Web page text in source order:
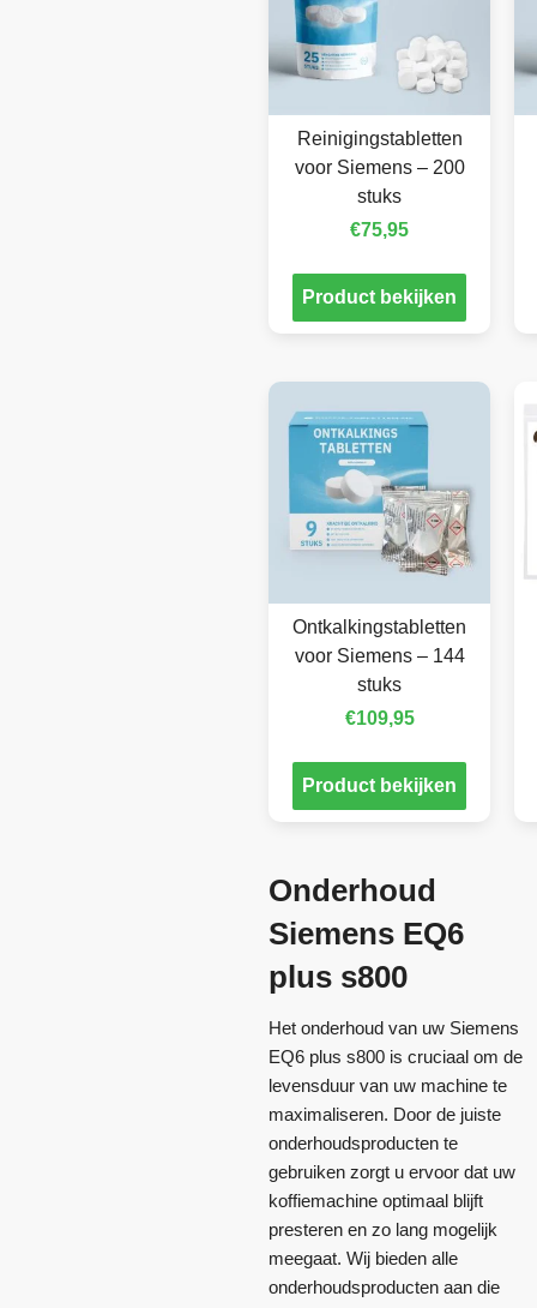
Reinigingstabletten
voor Siemens – 200
stuks
€75,95
Product bekijken
Ontkalkingstabletten
voor Siemens – 144
stuks
€109,95
Product bekijken
Onderhoud
Siemens EQ6
plus s800
Het onderhoud van uw Siemens
EQ6 plus s800 is cruciaal om de
levensduur van uw machine te
maximaliseren. Door de juiste
onderhoudsproducten te
gebruiken zorgt u ervoor dat uw
koffiemachine optimaal blijft
presteren en zo lang mogelijk
meegaat. Wij bieden alle
onderhoudsproducten aan die